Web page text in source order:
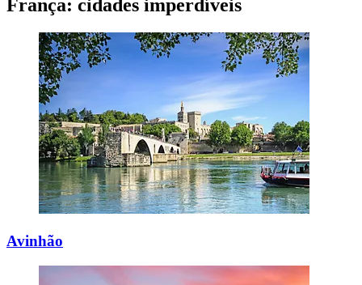
França: cidades imperdíveis
Avinhão